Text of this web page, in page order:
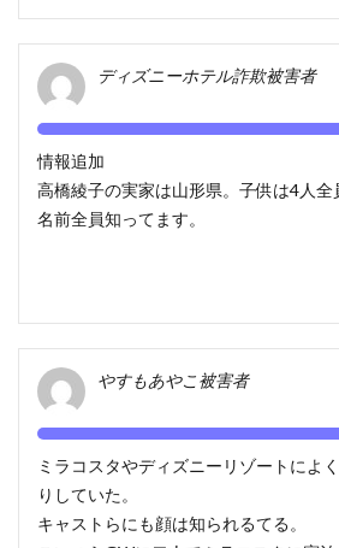
ディズニーホテル詐欺被害者
情報追加
高橋綾子の実家は山形県。子供は4人
名前全員知ってます。
やすもあやこ被害者
ミラコスタやディズニーリゾートによ
りしていた。
キャストらにも顔は知られるてる。